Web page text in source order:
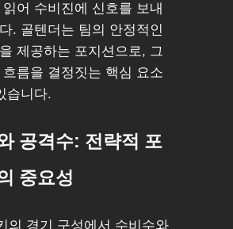
어 수비진에 신호를 보내
. 골텐더는 팀의 안정적인
제공하는 포지션으로, 그
흐름을 결정짓는 핵심 요소
습니다.
공격수: 전략적 포
중요성
의 경기 구성에서 수비수와